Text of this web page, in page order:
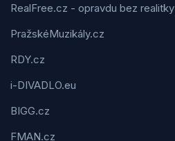
RealFree.cz - opravdu bez realitky
PražskéMuzikály.cz
RDY.cz
i-DIVADLO.eu
BIGG.cz
FMAN.cz